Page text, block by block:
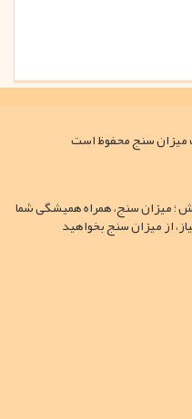
؛ میزان سنج، همراه همیشگی شما
از میزان سنج بخواهید